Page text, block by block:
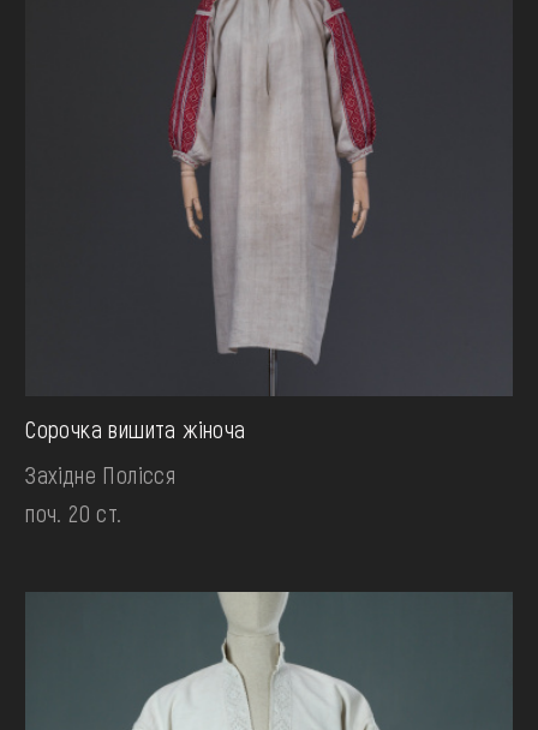
Сорочка вишита жіноча
Західне Полісся
поч. 20 ст.